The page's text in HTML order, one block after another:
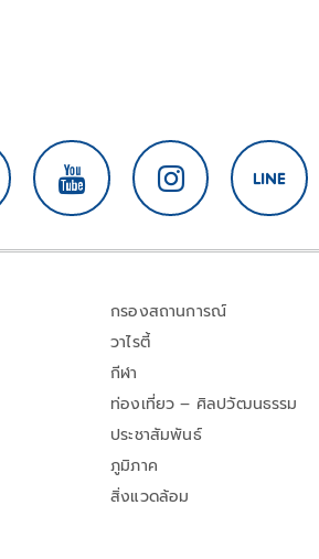
กรองสถานการณ์
วาไรตี้
กีฬา
ท่องเที่ยว – ศิลปวัฒนธรรม
ประชาสัมพันธ์
ภูมิภาค
สิ่งแวดล้อม